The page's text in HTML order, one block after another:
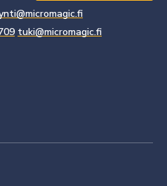
tuki@micromagic.fi